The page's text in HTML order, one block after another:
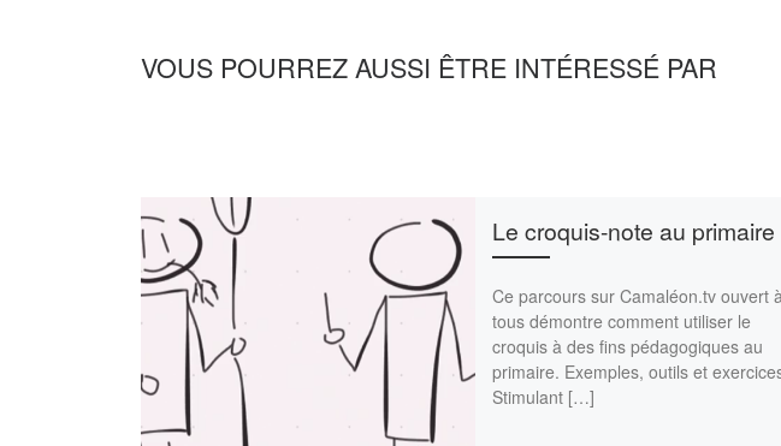
VOUS POURREZ AUSSI ÊTRE INTÉRESSÉ PAR
Le croquis-note au primaire
Ce parcours sur Camaléon.tv ouvert
tous démontre comment utiliser le
croquis à des fins pédagogiques au
primaire. Exemples, outils et
Stimulant […]